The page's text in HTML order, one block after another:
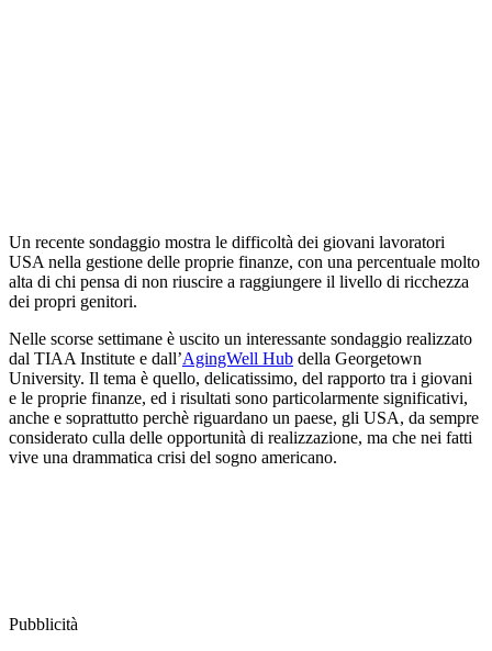
Un recente sondaggio mostra le difficoltà dei giovani lavoratori
USA nella gestione delle proprie finanze, con una percentuale molto
alta di chi pensa di non riuscire a raggiungere il livello di ricchezza
dei propri genitori.
Nelle scorse settimane è uscito un interessante sondaggio realizzato
dal TIAA Institute e dall’AgingWell Hub della Georgetown
University. Il tema è quello, delicatissimo, del rapporto tra i giovani
e le proprie finanze, ed i risultati sono particolarmente significativi,
anche e soprattutto perchè riguardano un paese, gli USA, da sempre
considerato culla delle opportunità di realizzazione, ma che nei fatti
vive una drammatica crisi del sogno americano.
Pubblicità